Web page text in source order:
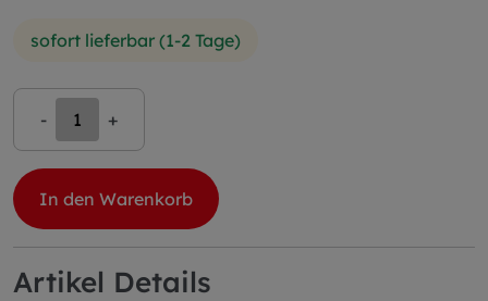
sofort lieferbar (1-2 Tage)
- +
In den Warenkorb
Artikel Details